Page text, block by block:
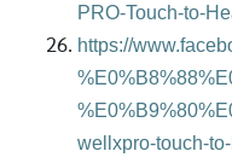
PRO-Touch-to-
https://
wellxpro-touch-